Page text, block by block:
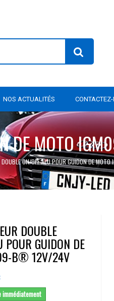
NOS ACTUALITÉS
DE MOTO
DOUBLE ON/OFF ALU POUR GUIDON DE
DOUBLE
POUR GUIDON DE
B® 12V/24V
immédiatement